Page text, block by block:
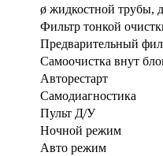
ø жидкостной трубы,
Фильтр тонкой
Предварительный
Самоочистка внут
Авторестарт
Самодиагностика
Пульт Д/У
Ночной режим
Авто режим